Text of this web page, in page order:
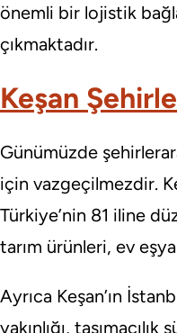
önemli bir lojistik
çıkmaktadır.
Keşan
Günümüzde
için vazgeçilmezdir.
Türkiye’nin 81 iline
tarım ürünleri, ev
Ayrıca Keşan’ın
yakınlığı,